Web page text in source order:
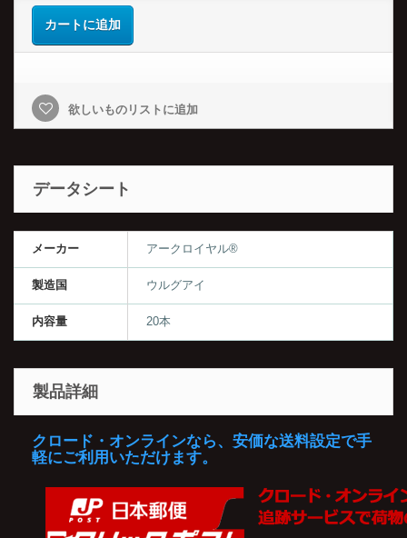
カートに追加
欲しいものリストに追加
データシート
メーカー アークロイヤル®
製造国 ウルグアイ
内容量 20本
製品詳細
クロード・オンラインなら、安価な送料設定で手
軽にご利用いただけます。